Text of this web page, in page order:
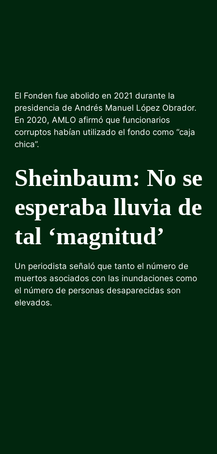
El Fonden fue abolido en 2021 durante la
presidencia de Andrés Manuel López Obrador.
En 2020, AMLO afirmó que funcionarios
corruptos habían utilizado el fondo como “caja
chica”.
Sheinbaum: No se
esperaba lluvia de
tal ‘magnitud’
Un periodista señaló que tanto el número de
muertos asociados con las inundaciones como
el número de personas desaparecidas son
elevados.